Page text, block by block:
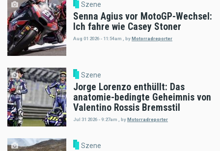
Szene
Senna Agius vor MotoGP-Wechsel:
Ich fahre wie Casey Stoner
Aug 01 2026 - 11:54am , byMotorradreporter
Szene
Jorge Lorenzo enthüllt: Das
anatomie-bedingte Geheimnis von
Valentino Rossis Bremsstil
Jul 31 2026 - 9:27am byMotorradreporter
Szene